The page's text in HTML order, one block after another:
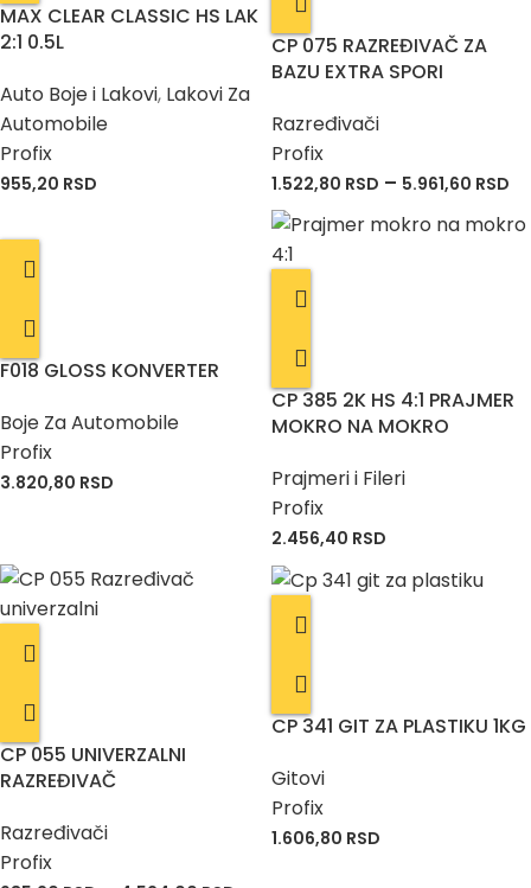
MAX CLEAR CLASSIC HS LAK
2:1 0.5L
Auto Boje i Lakovi, Lakovi Za
Automobile
Profix
955,20 RSD
CP 075 RAZREĐIVAČ ZA
BAZU EXTRA SPORI
Razređivači
Profix
1.522,80 RSD – 5.961,60 RSD
F018 GLOSS KONVERTER
Boje Za Automobile
Profix
3.820,80 RSD
CP 385 2K HS 4:1 PRAJMER
MOKRO NA MOKRO
Prajmeri i Fileri
Profix
2.456,40 RSD
CP 055 UNIVERZALNI
RAZREĐIVAČ
Razređivači
Profix
CP 341 GIT ZA PLASTIKU 1KG
Gitovi
Profix
1.606,80 RSD